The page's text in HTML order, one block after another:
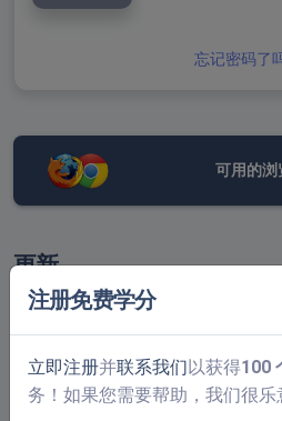
忘记密码了
可用的浏
更新
May 13: Crypto payments got
purchase your CAPTCHAs
the Hekelet payment
https://deathbycaptcha.com/
注册免费学分
立即注册并联系我们以获得100
务！如果您需要帮助，我们很